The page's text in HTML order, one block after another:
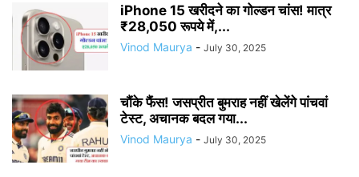
iPhone 15 खरीदने का गोल्डन चांस! मात्र
₹28,050 रूपये में,...
Vinod Maurya - July 30, 2025
चौंके फैंस! जसप्रीत बुमराह नहीं खेलेंगे पांचवां
टेस्ट, अचानक बदल गया...
Vinod Maurya - July 30, 2025